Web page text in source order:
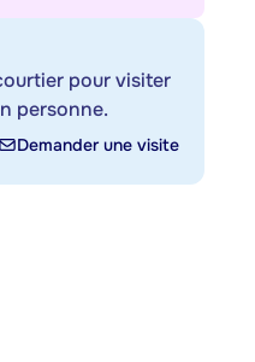
pour visiter
personne.
Demander une visite